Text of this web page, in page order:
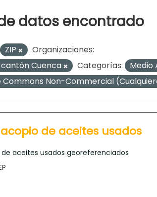
datos encontrado
ZIP
Organizaciones:
Cuenca
Categorías:
Commons Non-Commercial
de aceites usados
aceites usados georeferenciados